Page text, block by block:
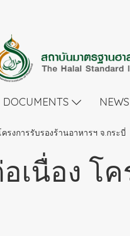
DOCUMENTS
รงการรับรองร้านอาหารฯ จ.กระบี่
เนื่อง โ